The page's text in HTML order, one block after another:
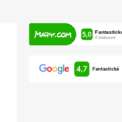
4,7 Fantastické